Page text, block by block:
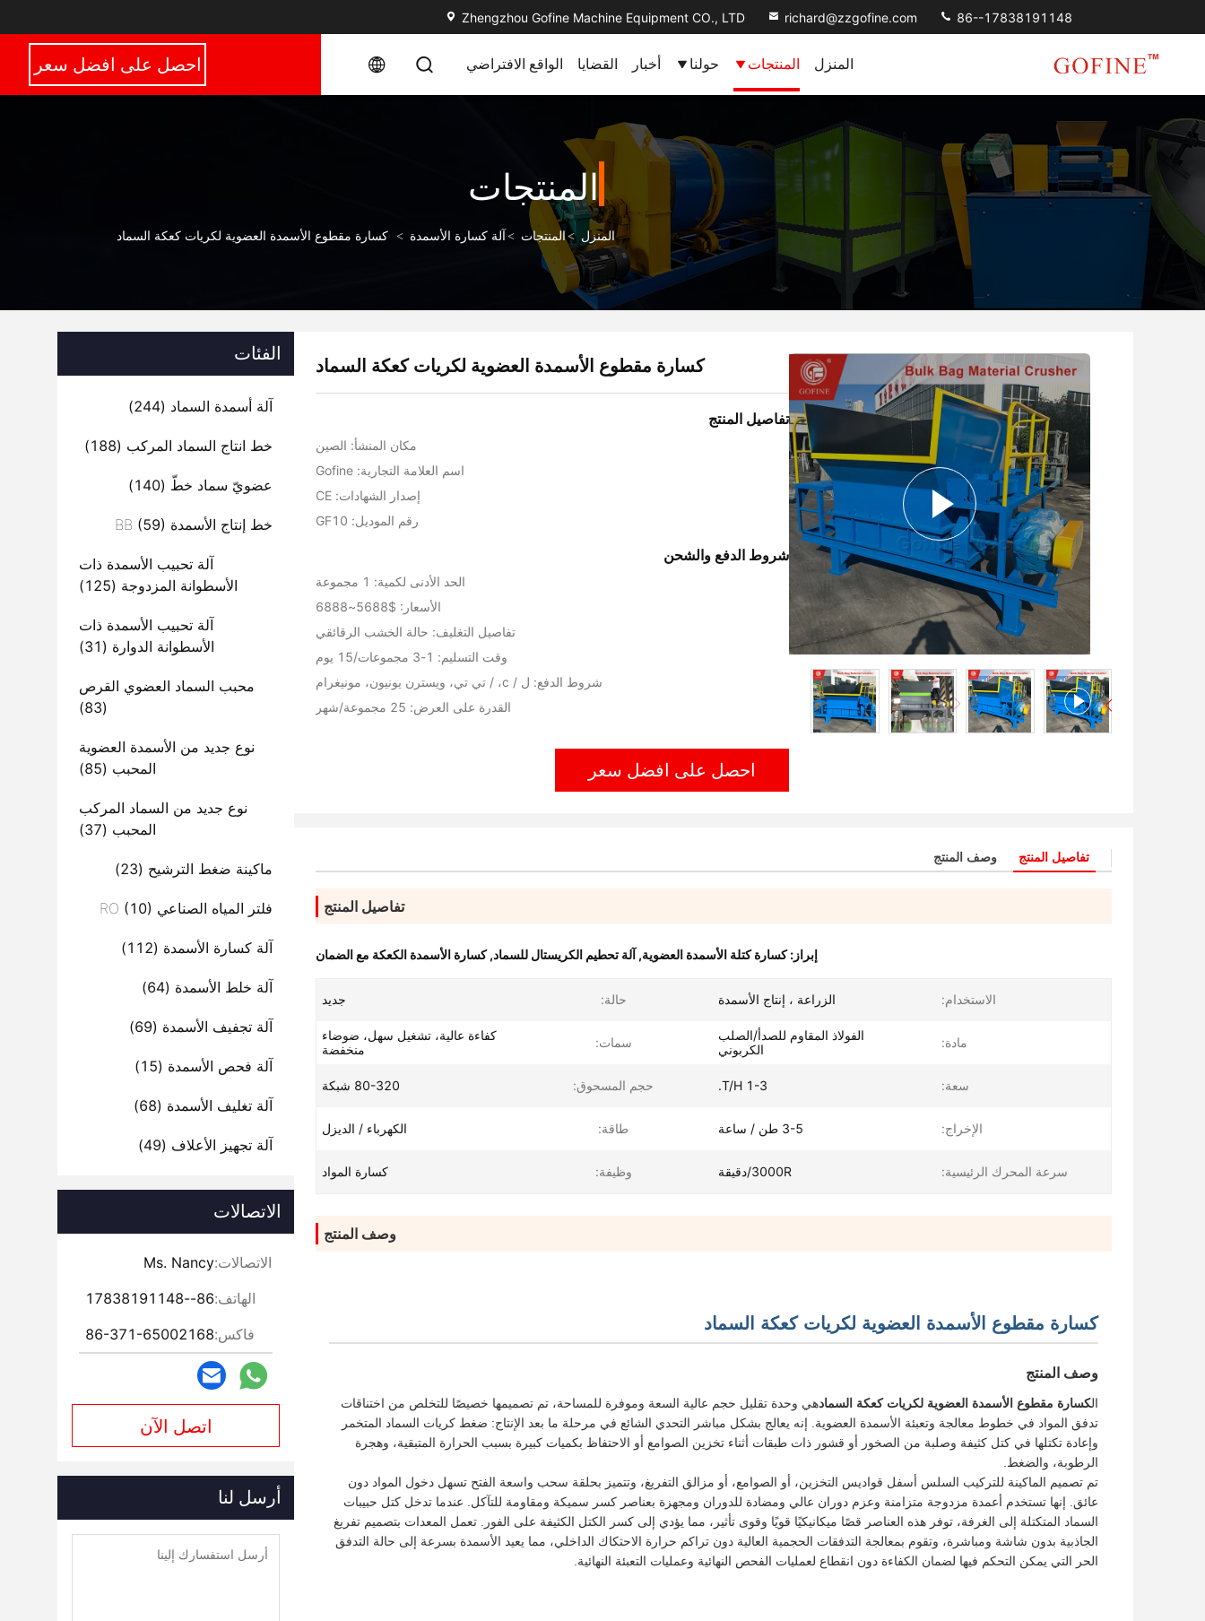
Zhengzhou Gofine Machine Equipment CO., LTD richard@zzgofine.com 86--17838191148
المنزل المنتجات حولنا أخبار القضايا الواقع الافتراضي احصل على افضل سعر
المنتجات
المنزل >المنتجات > آلة كسارة الأسمدة > كسارة مقطوع الأسمدة العضوية لكريات كعكة السماد
كسارة مقطوع الأسمدة العضوية لكريات كعكة السماد
تفاصيل المنتج
مكان المنشأ: الصين
اسم العلامة التجارية: Gofine
إصدار الشهادات: CE
رقم الموديل: GF10
شروط الدفع والشحن
الحد الأدنى لكمية: 1 مجموعة
الأسعار: $5688~6888
تفاصيل التغليف: حالة الخشب الرقائقي
وقت التسليم: 1-3 مجموعات/15 يوم
شروط الدفع: ل / c، / تي تي، ويسترن يونيون، مونيغرام
القدرة على العرض: 25 مجموعة/شهر
احصل على افضل سعر
تفاصيل المنتج وصف المنتج
تفاصيل المنتج
إبراز:كسارة كتلة الأسمدة العضوية, آلة تحطيم الكريستال للسماد,كسارة الأسمدة الكعكة مع الضمان
الاستخدام: الزراعة ، إنتاج الأسمدة حالة: جديد
مادة:
الفولاذ المقاوم للصدأ/الصلب
الكربوني
سمات:
كفاءة عالية، تشغيل سهل، ضوضاء
منخفضة
سعة: 1-3 T/H. حجم المسحوق: 80-320 شبكة
الإخراج: 3-5 طن / ساعة طاقة: الكهرباء / الديزل
سرعة المحرك الرئيسية: 3000R/دقيقة وظيفة: كسارة المواد
وصف المنتج
كسارة مقطوع الأسمدة العضوية لكريات كعكة السماد
وصف المنتج
الكسارة مقطوع الأسمدة العضوية لكريات كعكة السمادهي وحدة تقليل حجم عالية السعة وموفرة للمساحة، تم تصميمها خصيصًا للتخلص من اختناقات
تدفق المواد في خطوط معالجة وتعبئة الأسمدة العضوية. إنه يعالج بشكل مباشر التحدي الشائع في مرحلة ما بعد الإنتاج: ضغط كريات السماد المتخمر
وإعادة تكتلها في كتل كثيفة وصلبة من الصخور أو قشور ذات طبقات أثناء تخزين الصوامع أو الاحتفاظ بكميات كبيرة بسبب الحرارة المتبقية، وهجرة
الرطوبة، والضغط.
تم تصميم الماكينة للتركيب السلس أسفل قواديس التخزين، أو الصوامع، أو مزالق التفريغ، وتتميز بحلقة سحب واسعة الفتح تسهل دخول المواد دون
عائق. إنها تستخدم أعمدة مزدوجة متزامنة وعزم دوران عالي ومضادة للدوران ومجهزة بعناصر كسر سميكة ومقاومة للتآكل. عندما تدخل كتل حبيبات
السماد المتكتلة إلى الغرفة، توفر هذه العناصر قصًا ميكانيكيًا قويًا وقوى تأثير، مما يؤدي إلى كسر الكتل الكثيفة على الفور. تعمل المعدات بتصميم تفريغ
الجاذبية بدون شاشة ومباشرة، وتقوم بمعالجة التدفقات الحجمية العالية دون تراكم حرارة الاحتكاك الداخلي، مما يعيد الأسمدة بسرعة إلى حالة التدفق
الحر التي يمكن التحكم فيها لضمان الكفاءة دون انقطاع لعمليات الفحص النهائية وعمليات التعبئة النهائية.
الفئات
آلة أسمدة السماد (244)
خط انتاج السماد المركب (188)
عضويّ سماد خطّ (140)
خط إنتاج الأسمدة BB (59)
آلة تحبيب الأسمدة ذات
الأسطوانة المزدوجة (125)
آلة تحبيب الأسمدة ذات
الأسطوانة الدوارة (31)
محبب السماد العضوي القرص
(83)
نوع جديد من الأسمدة العضوية
المحبب (85)
نوع جديد من السماد المركب
المحبب (37)
ماكينة ضغط الترشيح (23)
فلتر المياه الصناعي RO (10)
آلة كسارة الأسمدة (112)
آلة خلط الأسمدة (64)
آلة تجفيف الأسمدة (69)
آلة فحص الأسمدة (15)
آلة تغليف الأسمدة (68)
آلة تجهيز الأعلاف (49)
الاتصالات
الاتصالات:Ms. Nancy
الهاتف:86--17838191148
فاكس:86-371-65002168
اتصل الآن
أرسل لنا